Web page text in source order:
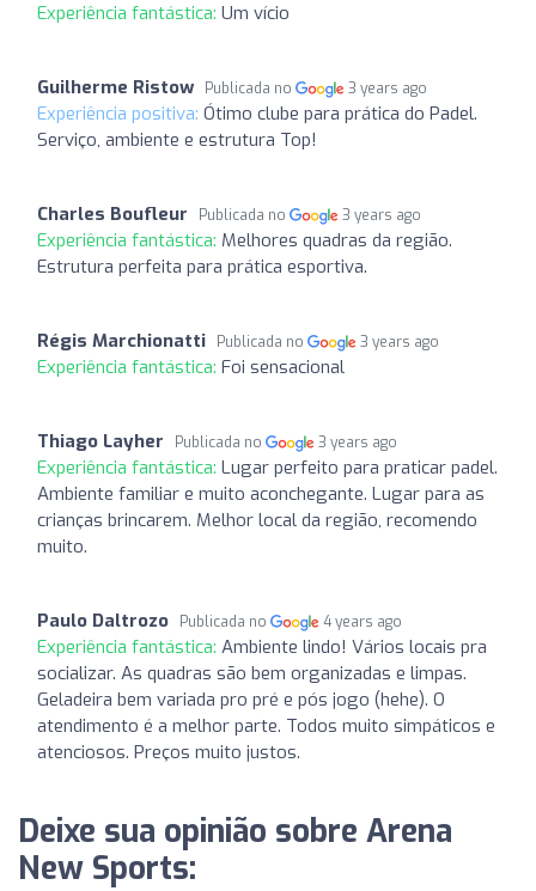
Experiência fantástica: Um vício
Guilherme Ristow Publicada no 3 years ago
Experiência positiva: Ótimo clube para prática do Padel.
Serviço, ambiente e estrutura Top!
Charles Boufleur Publicada no 3 years ago
Experiência fantástica: Melhores quadras da região.
Estrutura perfeita para prática esportiva.
Régis Marchionatti Publicada no 3 years ago
Experiência fantástica: Foi sensacional
Thiago Layher Publicada no 3 years ago
Experiência fantástica: Lugar perfeito para praticar padel.
Ambiente familiar e muito aconchegante. Lugar para as
crianças brincarem. Melhor local da região, recomendo
muito.
Paulo Daltrozo Publicada no 4 years ago
Experiência fantástica: Ambiente lindo! Vários locais pra
socializar. As quadras são bem organizadas e limpas.
Geladeira bem variada pro pré e pós jogo (hehe). O
atendimento é a melhor parte. Todos muito simpáticos e
atenciosos. Preços muito justos.
Deixe sua opinião sobre Arena
New Sports: